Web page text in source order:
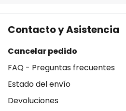
Contacto y Asistencia
Cancelar pedido
FAQ - Preguntas frecuentes
Estado del envío
Devoluciones